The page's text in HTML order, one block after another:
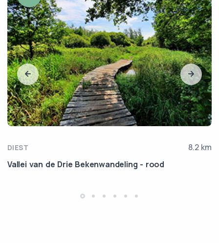
DIEST
8.2 km
Vallei van de Drie Bekenwandeling - rood